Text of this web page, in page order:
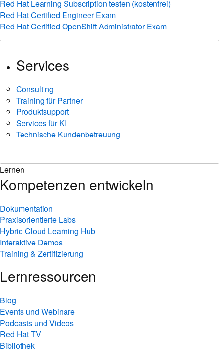
Red Hat Learning Subscription testen (kostenfrei)
Red Hat Certified Engineer Exam
Red Hat Certified OpenShift Administrator Exam
Services
Consulting
Training für Partner
Produktsupport
Services für KI
Technische Kundenbetreuung
Lernen
Kompetenzen entwickeln
Dokumentation
Praxisorientierte Labs
Hybrid Cloud Learning Hub
Interaktive Demos
Training & Zertifizierung
Lernressourcen
Blog
Events und Webinare
Podcasts und Videos
Red Hat TV
Bibliothek